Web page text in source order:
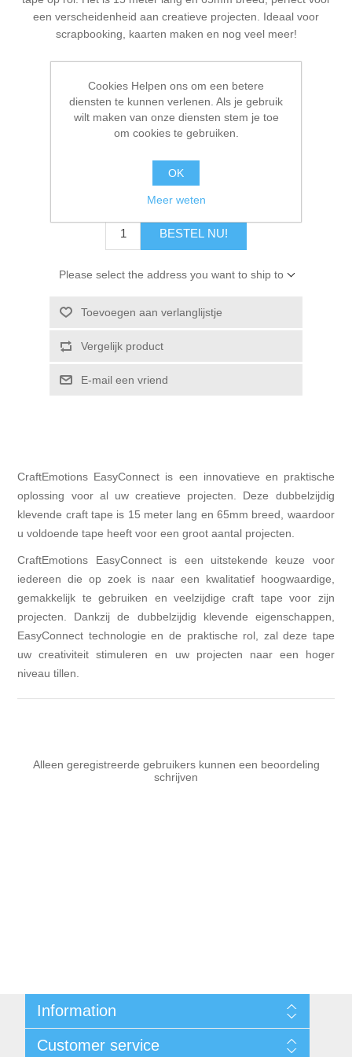
Kaarten 2021
een verscheidenheid aan creatieve projecten. Ideaal voor
scrapbooking, kaarten maken en nog veel meer!
Fabrikant: Craft Emotions
Beschikbaarheid: 5 op voorraad
Artikelnr.: 119491/0065
€ 8,50 incl. BTW
BESTEL NU!
Please select the address you want to ship to
Toevoegen aan verlanglijstje
Vergelijk product
E-mail een vriend
CraftEmotions EasyConnect is een innovatieve en praktische
oplossing voor al uw creatieve projecten. Deze dubbelzijdig
klevende craft tape is 15 meter lang en 65mm breed, waardoor
u voldoende tape heeft voor een groot aantal projecten.
CraftEmotions EasyConnect is een uitstekende keuze voor
iedereen die op zoek is naar een kwalitatief hoogwaardige,
gemakkelijk te gebruiken en veelzijdige craft tape voor zijn
projecten. Dankzij de dubbelzijdig klevende eigenschappen,
EasyConnect technologie en de praktische rol, zal deze tape
uw creativiteit stimuleren en uw projecten naar een hoger
niveau tillen.
Alleen geregistreerde gebruikers kunnen een beoordeling
schrijven
Information
Voorwaarden
Customer service
Cookies Helpen ons om een betere
diensten te kunnen verlenen. Als je gebruik
wilt maken van onze diensten stem je toe
om cookies te gebruiken.
OK
Meer weten